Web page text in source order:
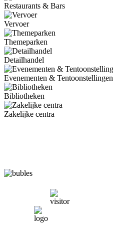
Restaurants & Bars
Vervoer
Themeparken
Detailhandel
Evenementen & Tentoonstellingen
Bibliotheken
Zakelijke centra